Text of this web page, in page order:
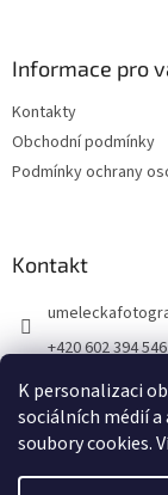
K personalizaci
sociálních médií
soubory cookies.
Informace pro
Kontakty
Obchodní podmínky
Podmínky ochrany
Kontakt
+420 602 394 546
Facebook